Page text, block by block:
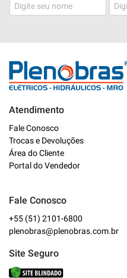
Atendimento
Fale Conosco
Trocas e Devoluções
Área do Cliente
Portal do Vendedor
Fale Conosco
+55 (51) 2101-6800
plenobras@plenobras.com.br
Site Seguro
Online
Bem vindo a Plenobras!
encontra toda a linha de
O que você deseja?
Dúvidas técnicas sobre